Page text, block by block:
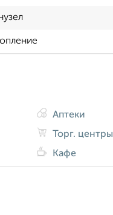
Аптеки
Торг. центры
Кафе